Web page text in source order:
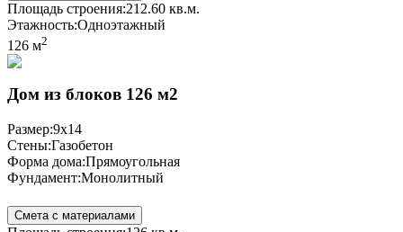
Площадь строения:212.60 кв.м.
Этажность:Одноэтажный
126 м2
Дом из блоков 126 м2
Размер:9x14
Стены:Газобетон
Форма дома:Прямоугольная
Фундамент:Монолитный
Смета с материалами